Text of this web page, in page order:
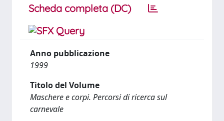
Scheda completa (DC)
Anno pubblicazione
1999
Titolo del Volume
Maschere e corpi. Percorsi di ricerca sul
carnevale